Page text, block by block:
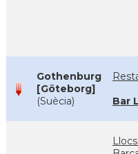
Gothenburg
[Göteborg]
(Suècia)
Bar